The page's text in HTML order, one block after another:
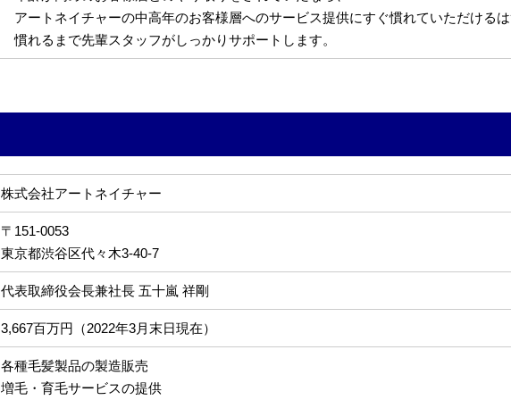
アートネイチャーの中高年のお客様層へのサービス提供にすぐ慣れていただける
慣れるまで先輩スタッフがしっかりサポートします。
株式会社アートネイチャー
〒151-0053
東京都渋谷区代々木3-40-7
代表取締役会長兼社長 五十嵐 祥剛
3,667百万円（2022年3月末日現在）
各種毛髪製品の製造販売
増毛・育毛サービスの提供